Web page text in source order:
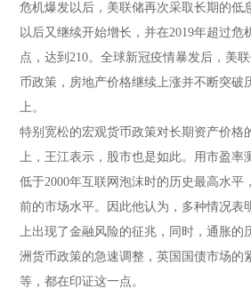
危机爆发以后，美联储再次采取长期的低
以后又继续开始增长，并在2019年超过危
点，达到210。全球新冠疫情暴发后，美
币政策，房地产价格继续上涨并不断突破
上。
特别宽松的宏观货币政策对长期资产价格
上，王江表示，股市也是如此。用市盈率
低于2000年互联网泡沫时的历史最高水平
前的市场水平。因此他认为，多种情况表
上出现了金融风险的征兆，同时，通胀的
洲货币政策的急速调整，英国国债市场的
等，都在印证这一点。